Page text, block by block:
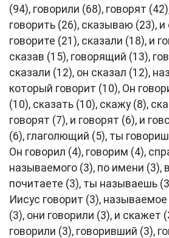
(94), говорили (68), говорят
говорить (26), сказываю (23), и
говорите (21), сказали (18), и
сказав (15), говорящий (13),
сказали (12), он сказал (12),
который говорит (10), Он
(10), сказать (10), скажу (8),
говорят (7), и говорят (6), и
(6), глаголющий (5), ты
Он говорил (4), говорим (4),
называемого (3), по имени (3),
почитаете (3), ты называешь
Иисус говорит (3),
(3), они говорили (3), и скажет
говорили (3), говоривший (3),